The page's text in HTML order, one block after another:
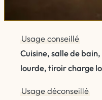
Usage conseillé
Cuisine, salle de
lourde, tiroir charge
Usage déconseillé